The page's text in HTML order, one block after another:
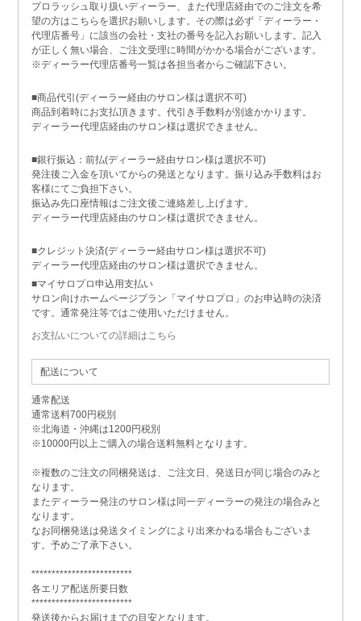
プロラッシュ取り扱いディーラー、また代理店経由でのご注文を希
望の方はこちらを選択お願いします。その際は必ず「ディーラー・
代理店番号」に該当の会社・支社の番号を記入お願いします。記入
が正しく無い場合、ご注文受理に時間がかかる場合がございます。
※ディーラー代理店番号一覧は各担当者からご確認下さい。
■商品代引(ディーラー経由のサロン様は選択不可)
商品到着時にお支払頂きます。代引き手数料が別途かかります。
ディーラー代理店経由のサロン様は選択できません。
■銀行振込：前払(ディーラー経由サロン様は選択不可)
発注後ご入金を頂いてからの発送となります。振り込み手数料はお
客様にてご負担下さい。
振込み先口座情報はご注文後ご連絡差し上げます。
ディーラー代理店経由のサロン様は選択できません。
■クレジット決済(ディーラー経由サロン様は選択不可)
ディーラー代理店経由のサロン様は選択できません。
■マイサロプロ申込用支払い
サロン向けホームページプラン「マイサロプロ」のお申込時の決済
です。通常発注等ではご使用いただけません。
お支払いについての詳細はこちら
配送について
通常配送
通常送料700円税別
※北海道・沖縄は1200円税別
※10000円以上ご購入の場合送料無料となります。
※複数のご注文の同梱発送は、ご注文日、発送日が同じ場合のみと
なります。
またディーラー発注のサロン様は同一ディーラーの発注の場合みと
なります。
なお同梱発送は発送タイミングにより出来かねる場合もございま
す。予めご了承下さい。
*************************
各エリア配送所要日数
*************************
発送後からお届けまでの目安となります。